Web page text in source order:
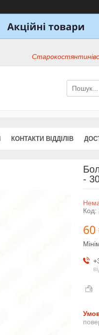
КОНТАКТИ ВІДДІЛІВ
-
Код:
60